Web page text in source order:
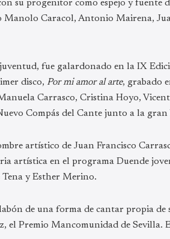
su progenitor como espejo y fuente
Caracol, Antonio Mairena,
fue galardonado en la IX
disco, Por mi amor al arte, grabado
Carrasco, Cristina Hoyo,
Compás del Cante junto a la
artístico de Juan Francisco
artística en el programa Duende
Tena y Esther Merino.
de una forma de cantar propia
el Premio Mancomunidad de Sevilla.